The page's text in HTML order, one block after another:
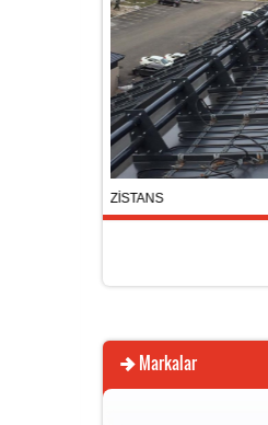
KOSGEB ÇEKME
ÜRÜN TESCİLİ -
KARTUTUCU POZ
HAKKIMIZDA
Markalar